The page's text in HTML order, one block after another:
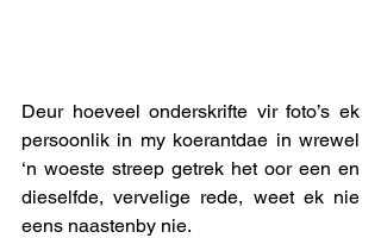
Deur hoeveel onderskrifte vir foto’s ek
persoonlik in my koerantdae in wrewel
‘n woeste streep getrek het oor een en
dieselfde, vervelige rede, weet ek nie
eens naastenby nie.